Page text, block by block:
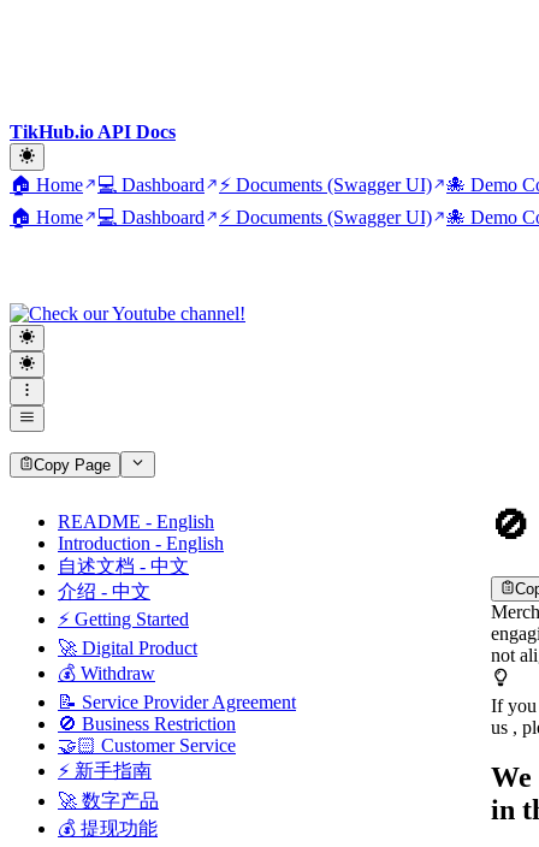
TikHub.io API Docs
🏠 Home 💻 Dashboard ⚡ Documents (Swagger UI)
🐙 Demo
🏠 Home
💻 Dashboard ⚡ Documents (Swagger UI) 🐙 Demo
Copy Page
README - English
Introduction - English
自述文档 - 中文
介绍 - 中文
⚡ Getting Started
🚀 Digital Product
💰 Withdraw
📝 Service Provider Agreement
🚫 Business Restriction
🤝🏻 Customer Service
⚡ 新手指南
🚀 数字产品
💰 提现功能
not
If you
us ,
We
in